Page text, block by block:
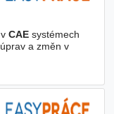
CAEsystémech
a změn v